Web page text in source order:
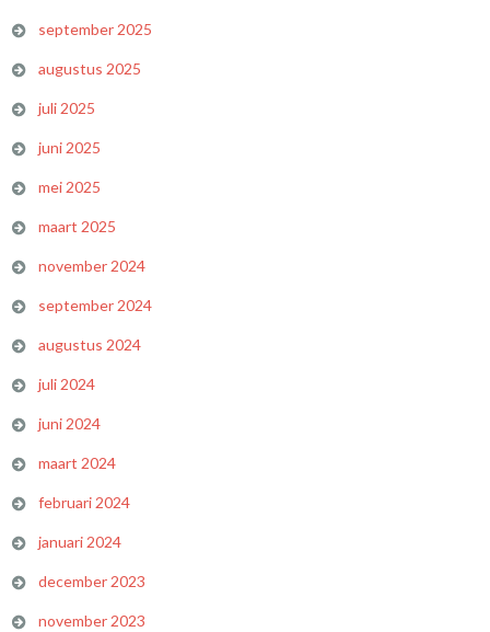
september 2025
augustus 2025
juli 2025
juni 2025
mei 2025
maart 2025
november 2024
september 2024
augustus 2024
juli 2024
juni 2024
maart 2024
februari 2024
januari 2024
december 2023
november 2023